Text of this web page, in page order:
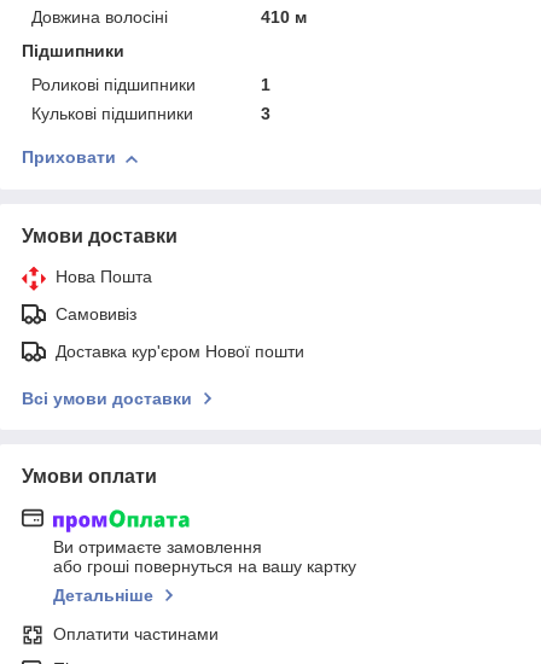
Довжина волосіні
410 м
Підшипники
Роликові підшипники
1
Кулькові підшипники
3
Приховати
Умови доставки
Нова Пошта
Самовивіз
Доставка кур'єром Нової пошти
Всі умови доставки
Умови оплати
Ви отримаєте замовлення
або гроші повернуться на вашу картку
Детальніше
Оплатити частинами